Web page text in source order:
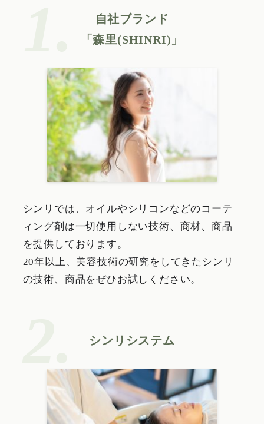
自社ブランド
「森里(SHINRI)」
シンリでは、オイルやシリコンなどのコーテ
ィング剤は一切使用しない技術、商材、商品
を提供しております。
20年以上、美容技術の研究をしてきたシンリ
の技術、商品をぜひお試しください。
シンリシステム